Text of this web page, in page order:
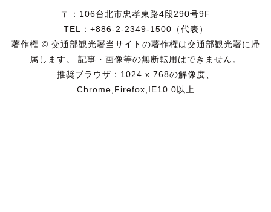
〒：106台北市忠孝東路4段290号9F
TEL：+886-2-2349-1500（代表）
著作権 © 交通部観光署当サイトの著作権は交通部観光署に帰
属します。 記事・画像等の無断転用はできません。
推奨ブラウザ：1024 x 768の解像度、
Chrome,Firefox,IE10.0以上